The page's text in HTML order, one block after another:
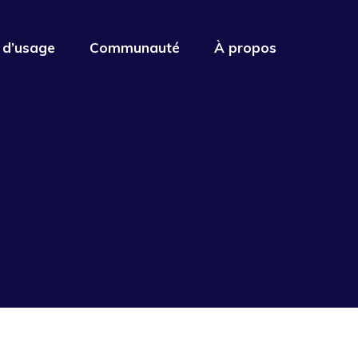
Communauté À propos